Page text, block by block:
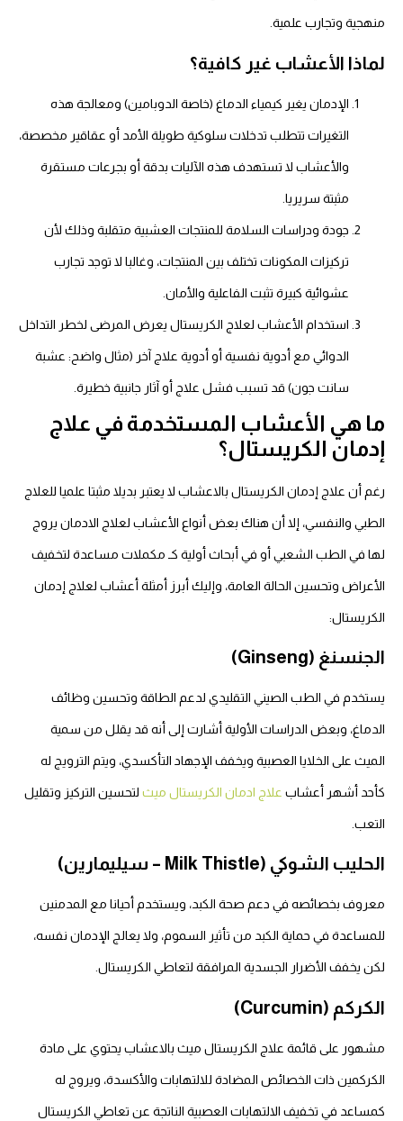
منهجية وتجارب علمية.
لماذا الأعشاب غير كافية؟
الإدمان يغير كيمياء الدماغ (خاصة الدوبامين) ومعالجة هذه
التغيرات تتطلب تدخلات سلوكية طويلة الأمد أو عقاقير مخصصة،
والأعشاب لا تستهدف هذه الآليات بدقة أو بجرعات مستقرة
مثبتة سريريا.
جودة ودراسات السلامة للمنتجات العشبية متقلبة وذلك لأن
تركيزات المكونات تختلف بين المنتجات، وغالبا لا توجد تجارب
عشوائية كبيرة تثبت الفاعلية والأمان.
استخدام الأعشاب لعلاج الكريستال يعرض المرضى لخطر التداخل
الدوائي مع أدوية نفسية أو أدوية علاج آخر (مثال واضح: عشبة
سانت جون) قد تسبب فشل علاج أو آثار جانبية خطيرة.
ما هي الأعشاب المستخدمة في علاج
إدمان الكريستال؟
رغم أن علاج إدمان الكريستال بالاعشاب لا يعتبر بديلا مثبتا علميا للعلاج
الطبي والنفسي، إلا أن هناك بعض أنواع الأعشاب لعلاج الادمان يروج
لها في الطب الشعبي أو في أبحاث أولية كـ مكملات مساعدة لتخفيف
الأعراض وتحسين الحالة العامة، وإليك أبرز أمثلة أعشاب لعلاج إدمان
الكريستال:
الجنسنغ (Ginseng)
يستخدم في الطب الصيني التقليدي لدعم الطاقة وتحسين وظائف
الدماغ، وبعض الدراسات الأولية أشارت إلى أنه قد يقلل من سمية
الميث على الخلايا العصبية ويخفف الإجهاد التأكسدي، ويتم الترويج له
كأحد أشهر أعشاب علاج ادمان الكريستال ميث لتحسين التركيز وتقليل
التعب.
الحليب الشوكي (Milk Thistle – سيليمارين)
معروف بخصائصه في دعم صحة الكبد، ويستخدم أحيانا مع المدمنين
للمساعدة في حماية الكبد من تأثير السموم، ولا يعالج الإدمان نفسه،
لكن يخفف الأضرار الجسدية المرافقة لتعاطي الكريستال.
الكركم (Curcumin)
مشهور على قائمة علاج الكريستال ميث بالاعشاب يحتوي على مادة
الكركمين ذات الخصائص المضادة للالتهابات والأكسدة، ويروج له
كمساعد في تخفيف الالتهابات العصبية الناتجة عن تعاطي الكريستال